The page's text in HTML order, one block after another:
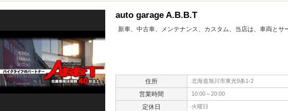
auto garage A.B.B.T
新車、中古車、メンテナンス、カスタム、当店は、車両とサ
住所 北海道旭川市東光9条1-2
営業時間 10:00～20:00
定休日 火曜日